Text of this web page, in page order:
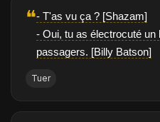
❝- T'as vu ça ? [Shazam]
- Oui, tu as électrocuté un
passagers. [Billy Batson]
Tuer